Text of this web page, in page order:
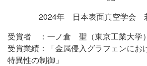
2024年 日本表面真空学会
受賞者 ：一ノ倉 聖（東京工業大学）
受賞業績：「金属侵入グラフェンにお
特異性の制御」